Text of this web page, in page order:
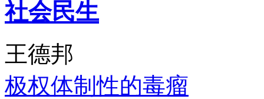
社会民生
王德邦
极权体制性的毒瘤